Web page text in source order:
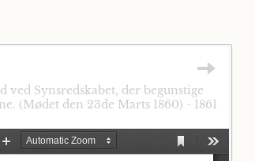
Synsredskabet, der begunstige
(Mødet den 23de Marts 1860) - 1861